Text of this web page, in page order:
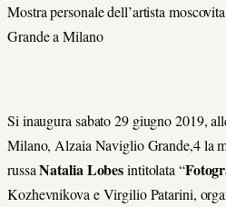
Mostra personale dell’artista
Grande a Milano
Si inaugura sabato 29 giugno 2019,
Milano, Alzaia Naviglio Grande,4 la
russaNatalia Lobesintitolata “
Kozhevnikova e Virgilio Patarini,